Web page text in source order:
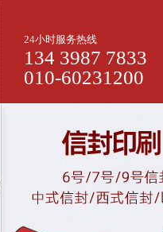
24小时服务热线
134 3987 7833
010-60231200